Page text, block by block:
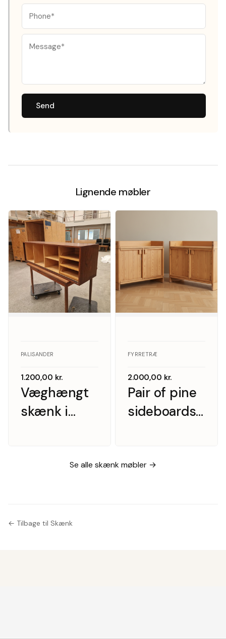
Send
Lignende møbler
Væghængt
skænk i
og skuffer
PALISANDER
1.200,00 kr.
Pair of pine
sideboards
furniture
FYRRETRÆ
2.000,00 kr.
Se alle skænk møbler →
← Tilbage til Skænk